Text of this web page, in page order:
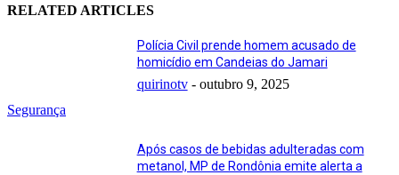
RELATED ARTICLES
Segurança
Polícia Civil prende homem acusado de
homicídio em Candeias do Jamari
quirinotv - outubro 9, 2025
Após casos de bebidas adulteradas com
metanol, MP de Rondônia emite alerta a